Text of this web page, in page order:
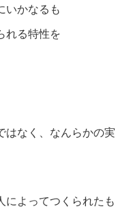
いかなるも
れる特性を
はなく、なんらかの実
によってつくられたも